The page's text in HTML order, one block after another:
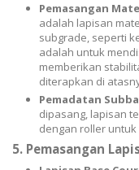
Pemasangan
adalah lapisan
subgrade, seperti
adalah untuk
memberikan
diterapkan di
Pemadatan
dipasang, lapisan
dengan roller
5. Pemasangan